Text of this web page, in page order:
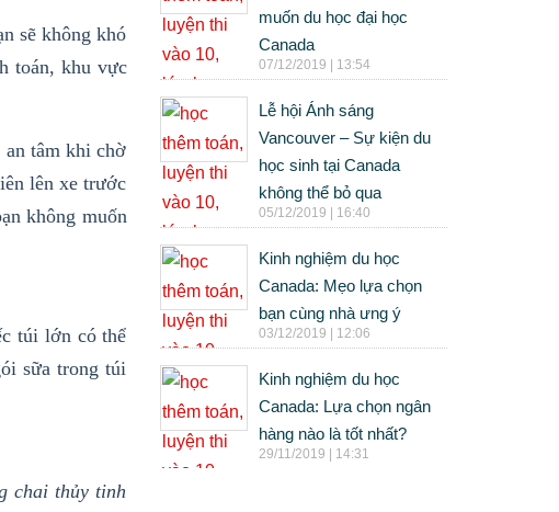
sẽ không khó
toán, khu vực
an tâm khi chờ
lên xe trước
không muốn
túi lớn có thể
sữa trong túi
chai thủy tinh
muốn du học đại học
Canada
07/12/2019 | 13:54
Lễ hội Ánh sáng
Vancouver – Sự kiện du
học sinh tại Canada
không thể bỏ qua
05/12/2019 | 16:40
Kinh nghiệm du học
Canada: Mẹo lựa chọn
bạn cùng nhà ưng ý
03/12/2019 | 12:06
Kinh nghiệm du học
Canada: Lựa chọn ngân
hàng nào là tốt nhất?
29/11/2019 | 14:31